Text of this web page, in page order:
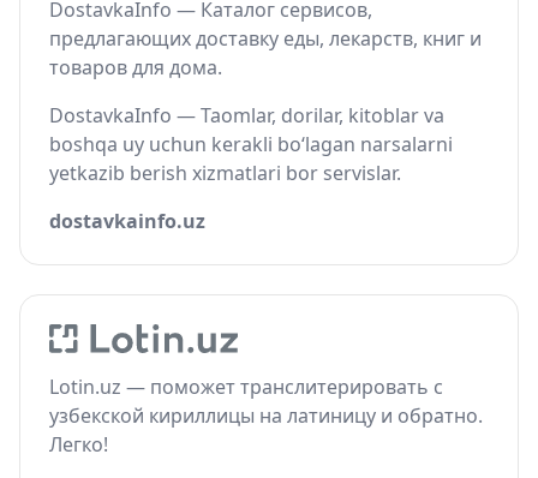
DostavkaInfo — Каталог сервисов,
предлагающих доставку еды, лекарств, книг и
товаров для дома.
DostavkaInfo — Taomlar, dorilar, kitoblar va
boshqa uy uchun kerakli bo‘lagan narsalarni
yetkazib berish xizmatlari bor servislar.
dostavkainfo.uz
Lotin.uz — поможет транслитерировать с
узбекской кириллицы на латиницу и обратно.
Легко!